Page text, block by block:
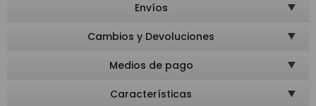
Envíos
Cambios y Devoluciones
Medios de pago
Características